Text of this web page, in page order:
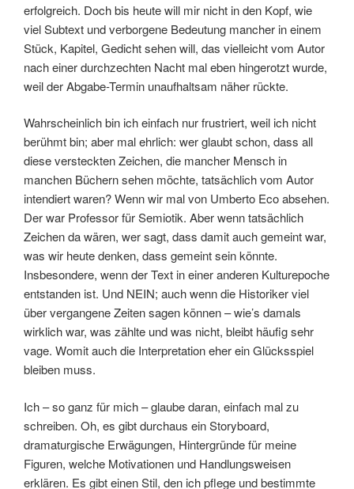
erfolgreich. Doch bis heute will mir nicht in den Kopf, wie
viel Subtext und verborgene Bedeutung mancher in einem
Stück, Kapitel, Gedicht sehen will, das vielleicht vom Autor
nach einer durchzechten Nacht mal eben hingerotzt wurde,
weil der Abgabe-Termin unaufhaltsam näher rückte.
Wahrscheinlich bin ich einfach nur frustriert, weil ich nicht
berühmt bin; aber mal ehrlich: wer glaubt schon, dass all
diese versteckten Zeichen, die mancher Mensch in
manchen Büchern sehen möchte, tatsächlich vom Autor
intendiert waren? Wenn wir mal von Umberto Eco absehen.
Der war Professor für Semiotik. Aber wenn tatsächlich
Zeichen da wären, wer sagt, dass damit auch gemeint war,
was wir heute denken, dass gemeint sein könnte.
Insbesondere, wenn der Text in einer anderen Kulturepoche
entstanden ist. Und NEIN; auch wenn die Historiker viel
über vergangene Zeiten sagen können – wie’s damals
wirklich war, was zählte und was nicht, bleibt häufig sehr
vage. Womit auch die Interpretation eher ein Glücksspiel
bleiben muss.
Ich – so ganz für mich – glaube daran, einfach mal zu
schreiben. Oh, es gibt durchaus ein Storyboard,
dramaturgische Erwägungen, Hintergründe für meine
Figuren, welche Motivationen und Handlungsweisen
erklären. Es gibt einen Stil, den ich pflege und bestimmte